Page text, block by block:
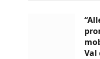
Val